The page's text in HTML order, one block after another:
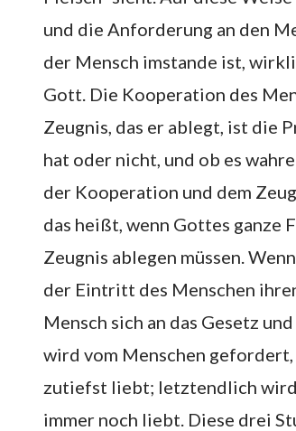
und die Anforderung an den
der Mensch imstande ist,
Gott. Die Kooperation des
Zeugnis, das er ablegt, ist die
hat oder nicht, und ob es
der Kooperation und dem
das heißt, wenn Gottes ganze
Zeugnis ablegen müssen.
der Eintritt des Menschen
Mensch sich an das Gesetz
wird vom Menschen
zutiefst liebt; letztendlich wird
immer noch liebt. Diese drei